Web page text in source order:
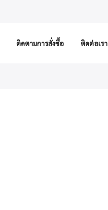
ติดตามการสั่งซื้อ ติดต่อเรา